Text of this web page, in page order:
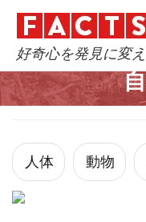
好奇心を発見に変
人体 動物